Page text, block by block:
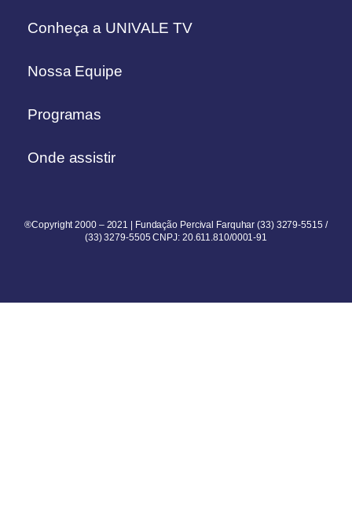
Conheça a UNIVALE TV
Nossa Equipe
Programas
Onde assistir
®Copyright 2000 – 2021 | Fundação Percival Farquhar (33) 3279-5515 /
(33) 3279-5505 CNPJ: 20.611.810/0001-91